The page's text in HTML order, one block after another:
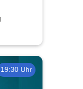
19:30 Uhr